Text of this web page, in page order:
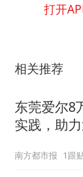
打开
相关推荐
东莞爱尔8
实践，助
南方都市报 1跟